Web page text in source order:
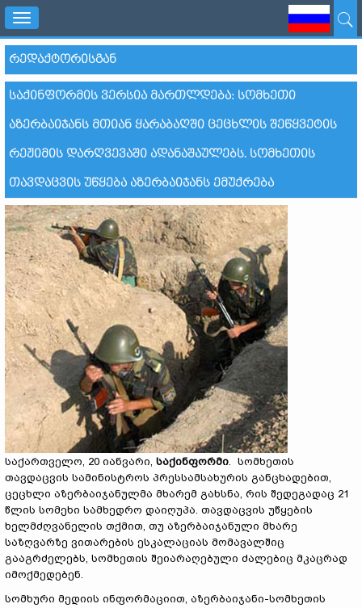
Toggle
navigation
ᲠᲔᲓᲐᲥᲢᲝᲠᲘᲡᲒᲐᲜ
ᲡᲐᲥᲘᲜᲤᲝᲠᲛᲘᲡ ᲕᲔᲠᲡᲘᲐ ᲛᲐᲠᲗᲚᲓᲔᲑᲐ: ᲡᲝᲛᲮᲔᲗᲘ
ᲐᲖᲔᲠᲑᲐᲘᲯᲐᲜᲡ ᲛᲗᲘᲐᲜ ᲧᲐᲠᲐᲑᲐᲦᲨᲘ ᲪᲔᲪᲮᲚᲘᲡ ᲨᲔᲬᲧᲕᲔᲢᲘᲡ
ᲠᲔᲟᲘᲛᲘᲡ ᲓᲐᲠᲦᲕᲔᲕᲐᲨᲘ ᲐᲓᲐᲜᲐᲨᲐᲣᲚᲔᲑᲡ. ᲡᲝᲛᲮᲔᲗᲘᲡ
ᲗᲐᲕᲓᲐᲪᲕᲘᲡ ᲣᲬᲧᲔᲑᲐ ᲐᲖᲔᲠᲑᲐᲘᲯᲐᲜᲡ ᲔᲛᲣᲥᲠᲔᲑᲐ
საქართველო, 20 იანვარი, საქინფორმი. სომხეთის
თავდაცვის სამინისტროს პრესსამსახურის განცხადებით,
ცეცხლი აზერბაიჯანულმა მხარემ გახსნა, რის შედეგადაც 21
წლის სომეხი სამხედრო დაიღუპა. თავდაცვის უწყების
ხელმძღვანელის თქმით, თუ აზერბაიჯანული მხარე
საზღვარზე ვითარების ესკალაციას მომავალშიც
გააგრძელებს, სომხეთის შეიარაღებული ძალებიც მკაცრად
იმოქმედებენ.
სომხური მედიის ინფორმაციით, აზერბაიჯანი-სომხეთის